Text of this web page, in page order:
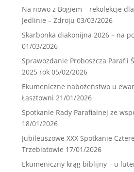
Na nowo z Bogiem – rekolekcje
Jedlinie – Zdroju 03/03/2026
Skarbonka diakonijna 2026 – na
01/03/2026
Sprawozdanie Proboszcza Parafii
2025 rok 05/02/2026
Ekumeniczne nabożeństwo u
Łasztowni 21/01/2026
Spotkanie Rady Parafialnej ze
18/01/2026
Jubileuszowe XXX Spotkanie
Trzebiatowie 17/01/2026
Ekumeniczny krąg biblijny – u